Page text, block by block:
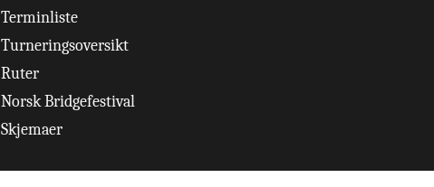
Terminliste
Turneringsoversikt
Ruter
Norsk Bridgefestival
Skjemaer